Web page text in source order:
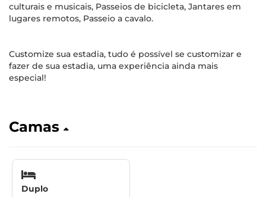
culturais e musicais, Passeios de bicicleta, Jantares em
lugares remotos, Passeio a cavalo.
Customize sua estadia, tudo é possível se customizar e
fazer de sua estadia, uma experiência ainda mais
especial!
Camas
Duplo